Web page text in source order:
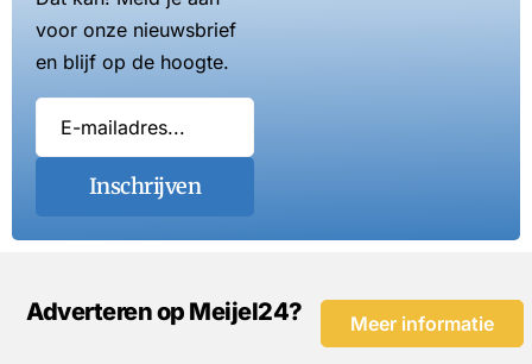
voor onze nieuwsbrief
en blijf op de hoogte.
Inschrijven
Adverteren op Meijel24? Meer informatie